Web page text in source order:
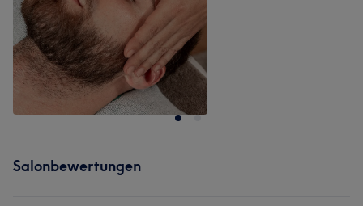
Salonbewertungen